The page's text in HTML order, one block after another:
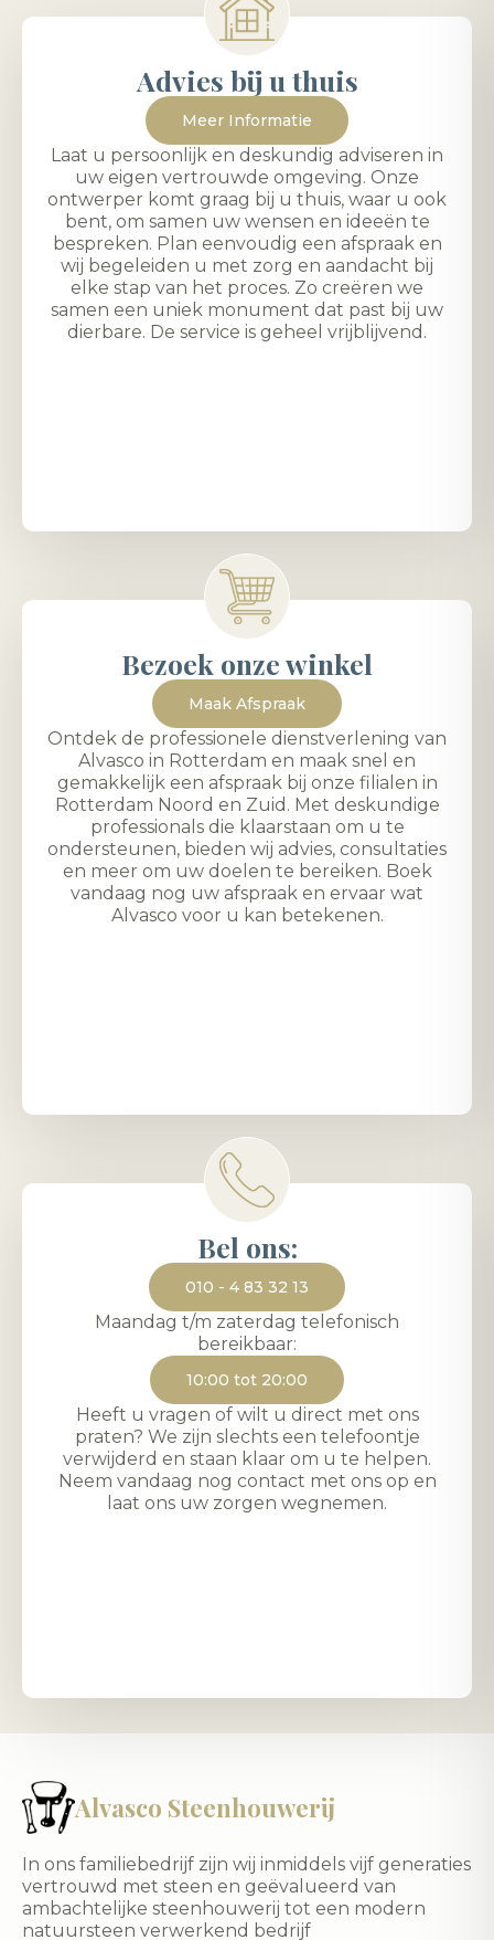
Advies bij u thuis
Meer Informatie
Laat u persoonlijk en deskundig adviseren in
uw eigen vertrouwde omgeving. Onze
ontwerper komt graag bij u thuis, waar u ook
bent, om samen uw wensen en ideeën te
bespreken. Plan eenvoudig een afspraak en
wij begeleiden u met zorg en aandacht bij
elke stap van het proces. Zo creëren we
samen een uniek monument dat past bij uw
dierbare. De service is geheel vrijblijvend.
Bezoek onze winkel
Maak Afspraak
Ontdek de professionele dienstverlening van
Alvasco in Rotterdam en maak snel en
gemakkelijk een afspraak bij onze filialen in
Rotterdam Noord en Zuid. Met deskundige
professionals die klaarstaan om u te
ondersteunen, bieden wij advies, consultaties
en meer om uw doelen te bereiken. Boek
vandaag nog uw afspraak en ervaar wat
Alvasco voor u kan betekenen.
Bel ons:
010 - 4 83 32 13
Maandag t/m zaterdag telefonisch
bereikbaar:
10:00 tot 20:00
Heeft u vragen of wilt u direct met ons
praten? We zijn slechts een telefoontje
verwijderd en staan klaar om u te helpen.
Neem vandaag nog contact met ons op en
laat ons uw zorgen wegnemen.
Alvasco Steenhouwerij
In ons familiebedrijf zijn wij inmiddels vijf generaties
vertrouwd met steen en geëvalueerd van
ambachtelijke steenhouwerij tot een modern
natuursteen verwerkend bedrijf